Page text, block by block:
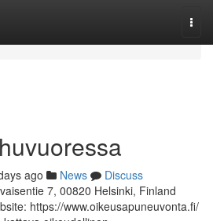
ago News
Discuss
7, 00820 Helsinki, Finland
https://www.oikeusapuneuvonta.fi/